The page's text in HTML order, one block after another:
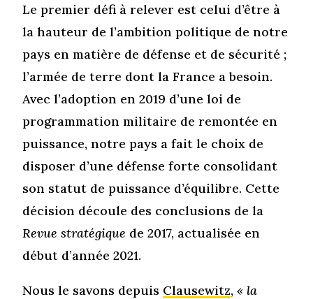
Le premier défi à relever est celui d’être à
la hauteur de l’ambition politique de notre
pays en matière de défense et de sécurité ;
l’armée de terre dont la France a besoin.
Avec l’adoption en 2019 d’une loi de
programmation militaire de remontée en
puissance, notre pays a fait le choix de
disposer d’une défense forte consolidant
son statut de puissance d’équilibre. Cette
décision découle des conclusions de la
Revue stratégique de 2017, actualisée en
début d’année 2021.
Nous le savons depuis Clausewitz,« la